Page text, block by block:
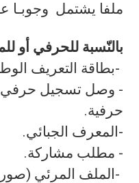
ملفا يشتمل وجوبـا
بالنّسبة للحرفي أو
-بطاقة التعريف
- وصل تسجيل
حرفية.
-المعرف الجبائي.
- مطلب مشاركة.
-الملف المرئي